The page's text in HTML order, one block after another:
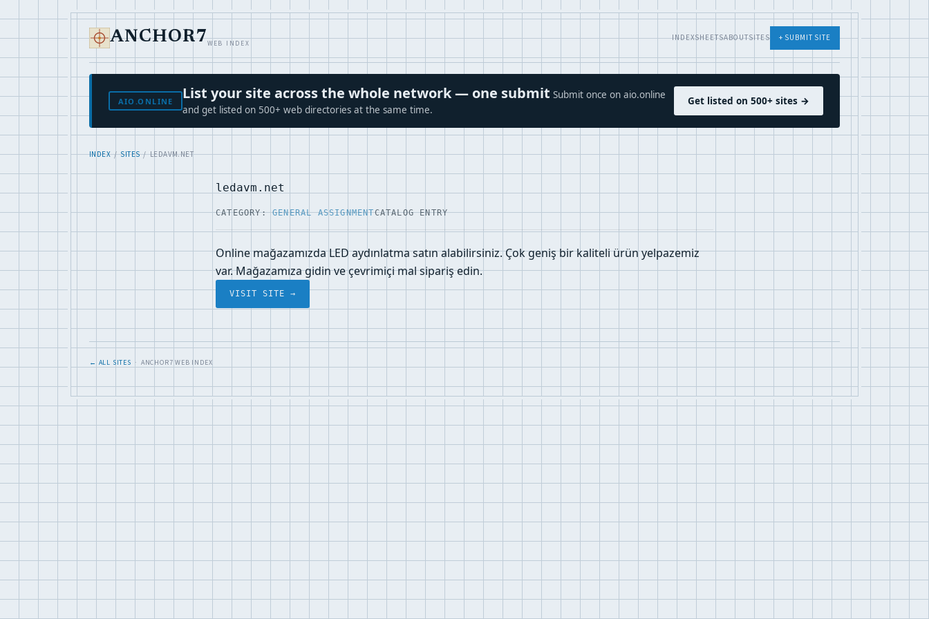
ANCHOR7WEB INDEX
INDEXSHEETSABOUTSITES + SUBMIT SITE
AIO.ONLINE List your site across the whole network — one submit Submit once on aio.online
and get listed on 500+ web directories at the same time.
Get listed on 500+ sites →
INDEX/SITES/ LEDAVM.NET
ledavm.net
CATEGORY:GENERAL ASSIGNMENTCATALOG ENTRY
Online mağazamızda LED aydınlatma satın alabilirsiniz. Çok geniş bir kaliteli ürün yelpazemiz
var. Mağazamıza gidin ve çevrimiçi mal sipariş edin.
VISIT SITE →
← ALL SITES · ANCHOR7 WEB INDEX